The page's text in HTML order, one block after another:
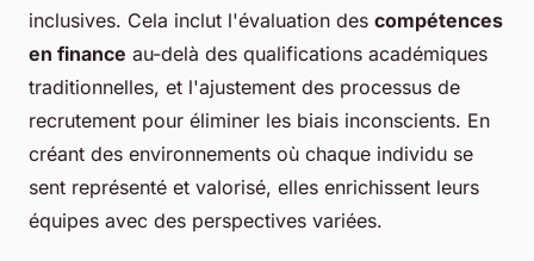
inclusives. Cela inclut l'évaluation des compétences
en finance au-delà des qualifications académiques
traditionnelles, et l'ajustement des processus de
recrutement pour éliminer les biais inconscients. En
créant des environnements où chaque individu se
sent représenté et valorisé, elles enrichissent leurs
équipes avec des perspectives variées.